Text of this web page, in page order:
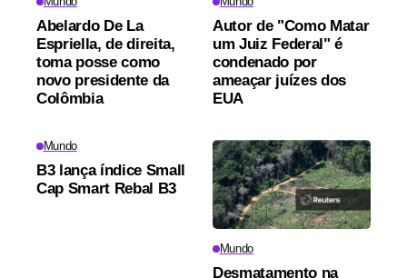
Abelardo De La
Espriella, de direita,
toma posse como
novo presidente da
Colômbia
Autor de "Como Matar
um Juiz Federal" é
condenado por
ameaçar juízes dos
EUA
Mundo
B3 lança índice Small
Cap Smart Rebal B3
Mundo
Desmatamento na